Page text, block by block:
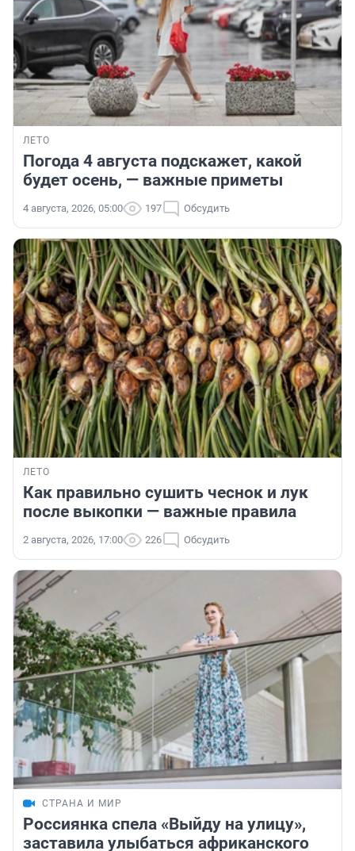
ЛЕТО
Погода 4 августа подскажет, какой
будет осень, — важные приметы
4 августа, 2026, 05:00 197 Обсудить
ЛЕТО
Как правильно сушить чеснок и лук
после выкопки — важные правила
2 августа, 2026, 17:00 226 Обсудить
СТРАНА И МИР
Россиянка спела «Выйду на улицу»,
заставила улыбаться африканского